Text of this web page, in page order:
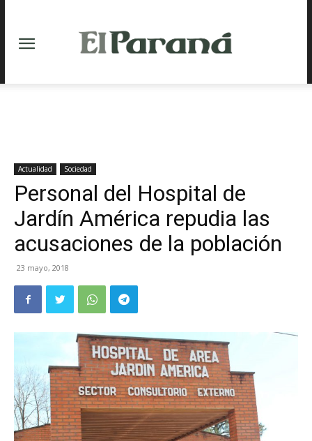
Actualidad Sociedad
Personal del Hospital de
Jardín América repudia las
acusaciones de la población
23 mayo, 2018